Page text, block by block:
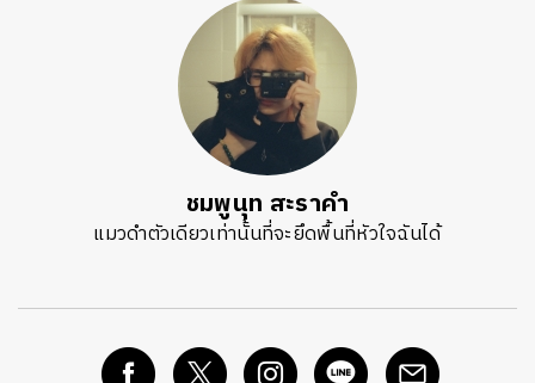
ชมพูนุท สะราคำ
แมวดำตัวเดียวเท่านั้นที่จะยึดพื้นที่หัวใจฉันได้